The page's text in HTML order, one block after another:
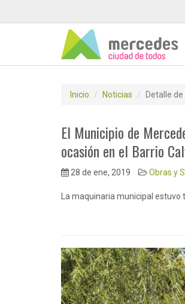
Inicio Noticias Detalle
El Municipio de
ocasión en el Barrio
28 de ene, 2019 Obras y
La maquinaria municipal